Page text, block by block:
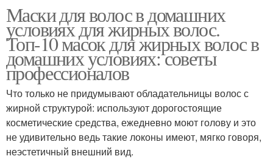
Маски для волос в домашних
условиях для жирных волос.
Топ-10 масок для жирных волос в
домашних условиях: советы
профессионалов
Что только не придумывают обладательницы волос с
жирной структурой: используют дорогостоящие
косметические средства, ежедневно моют голову и это
не удивительно ведь такие локоны имеют, мягко говоря,
неэстетичный внешний вид.